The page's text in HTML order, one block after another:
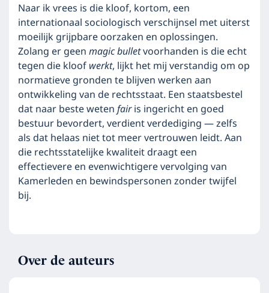
Naar ik vrees is die kloof, kortom, een
internationaal sociologisch verschijnsel met uiterst
moeilijk grijpbare oorzaken en oplossingen.
Zolang er geenmagic bulletvoorhanden is die echt
tegen die kloofwerkt, lijkt het mij verstandig om op
normatieve gronden te blijven werken aan
ontwikkeling van de rechtsstaat. Een staatsbestel
dat naar beste wetenfairis ingericht en goed
bestuur bevordert, verdient verdediging — zelfs
als dat helaas niet tot meer vertrouwen leidt. Aan
die rechtsstatelijke kwaliteit draagt een
effectievere en evenwichtigere vervolging van
Kamerleden en bewindspersonen zonder twijfel
bij.
Over de auteurs